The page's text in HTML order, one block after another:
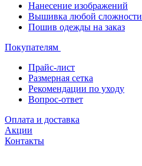
Нанесение изображений
Вышивка любой сложности
Пошив одежды на заказ
Покупателям
Прайс-лист
Размерная сетка
Рекомендации по уходу
Вопрос-ответ
Оплата и доставка
Акции
Контакты